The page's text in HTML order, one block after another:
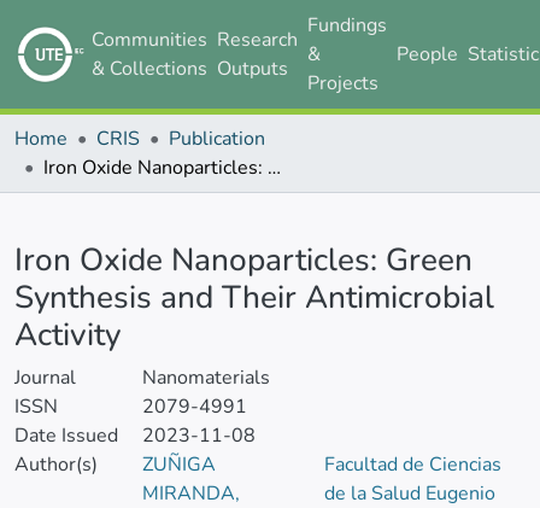
Communities
& Collections
Research
Outputs
Fundings
&
Projects
People
Home CRIS
Publication
Iron Oxide Nanoparticles: Green Synthesis and Their Antimicrobial Activity
Iron Oxide Nanoparticles: Green
Synthesis and Their Antimicrobial
Activity
Journal
Nanomaterials
ISSN
2079-4991
Date Issued
2023-11-08
Author(s)
ZUÑIGA
MIRANDA,
Facultad de Ciencias
de la Salud Eugenio